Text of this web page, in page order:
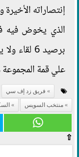
إنتصاراته
الذي يخوض فيه
برصيد 6
علي قمة
فريق زد إف سي
منتخب السويس
⇧